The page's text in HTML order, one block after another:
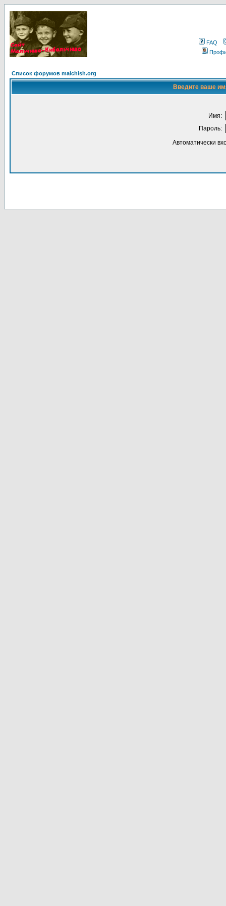
FAQ
Список форумов malchish.org
Введите ваше
Имя:
Пароль:
Автоматически